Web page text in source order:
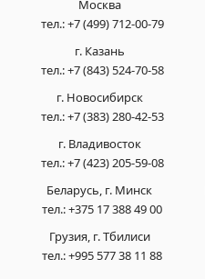
Москва
тел.:+7 (499) 712-00-79
г. Казань
тел.:+7 (843) 524-70-58
г. Новосибирск
тел.:+7 (383) 280-42-53
г. Владивосток
тел.:+7 (423) 205-59-08
Беларусь, г. Минск
тел.:+375 17 388 49 00
Грузия, г. Тбилиси
тел.:+995 577 38 11 88